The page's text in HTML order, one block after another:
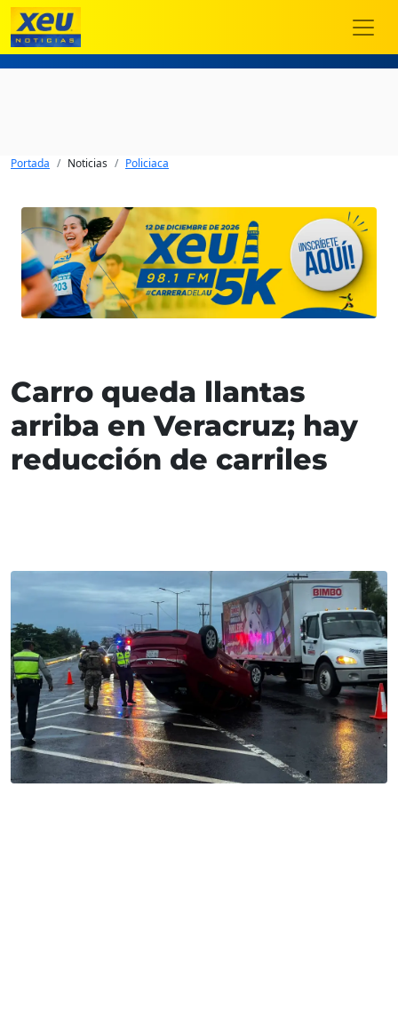
Portada Noticias Policiaca
Carro queda llantas
arriba en Veracruz; hay
reducción de carriles